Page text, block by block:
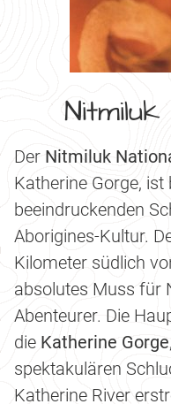
Der Nitmiluk
Katherine Gorge,
beeindruckenden
Aborigines-Kultur.
Kilometer südlich
absolutes Muss für
Abenteurer. Die
die Katherine Gorge
spektakulären
Katherine River